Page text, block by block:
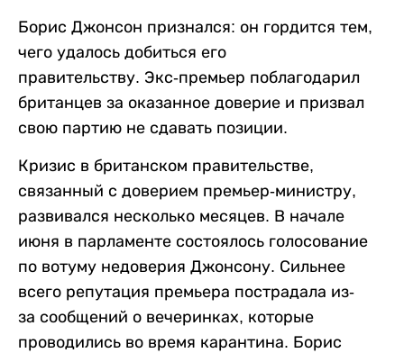
Борис Джонсон признался: он гордится тем,
чего удалось добиться его
правительству. Экс-премьер поблагодарил
британцев за оказанное доверие и призвал
свою партию не сдавать позиции.
Кризис в британском правительстве,
связанный с доверием премьер-министру,
развивался несколько месяцев. В начале
июня в парламенте состоялось голосование
по вотуму недоверия Джонсону. Сильнее
всего репутация премьера пострадала из-
за сообщений о вечеринках, которые
проводились во время карантина. Борис